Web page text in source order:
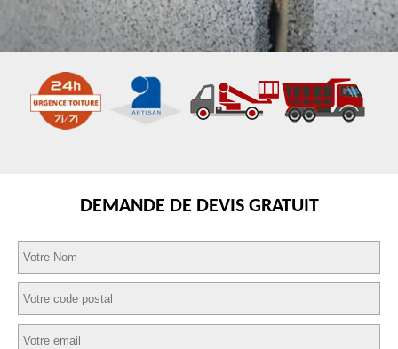
DEMANDE DE DEVIS GRATUIT